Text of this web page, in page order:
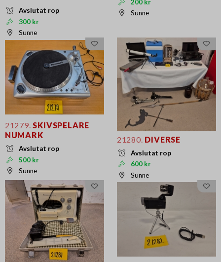
Avslutat rop
300 kr
Sunne
200 kr
Sunne
21279. SKIVSPELARE
NUMARK
Avslutat rop
500 kr
Sunne
21280. DIVERSE
Avslutat rop
600 kr
Sunne